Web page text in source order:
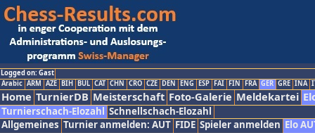
Logged on: Gast
Arabic ARM AZE BIH BUL CAT CHN CRO CZE DEN ENG ESP FAI FIN FRA GER GRE INA
Home TurnierDB Meisterschaft Foto-Galerie Meldekartei
Turnierschach-Elozahl Schnellschach-Elozahl
Allgemeines Turnier anmelden: AUT FIDE Spieler anmelden Elo